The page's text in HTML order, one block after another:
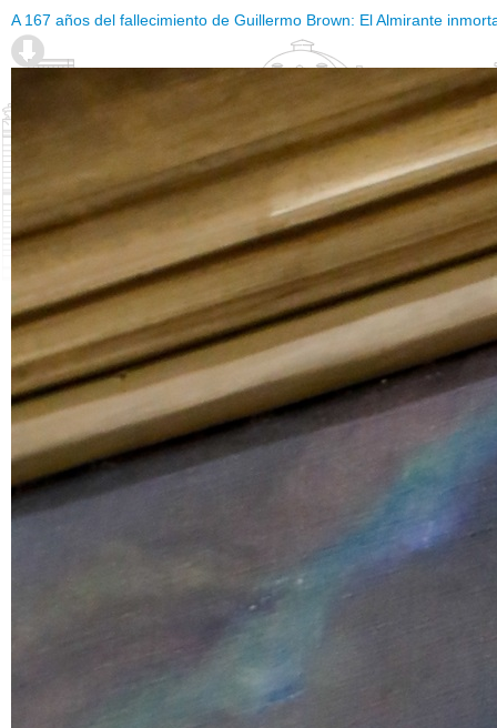
A 167 años del fallecimiento de Guillermo Brown: El Almirante